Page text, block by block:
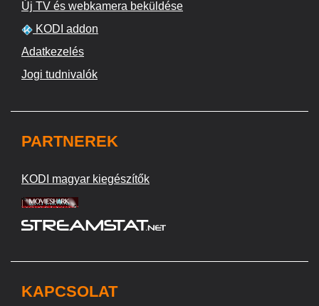
Új TV és webkamera beküldése
KODI addon
Adatkezelés
Jogi tudnivalók
PARTNEREK
KODI magyar kiegészítők
KAPCSOLAT